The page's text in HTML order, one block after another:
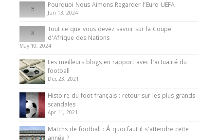
Pourquoi Nous Aimons Regarder l’Euro UEFA
Jun 13, 2024
Tout ce que vous devez savoir sur la Coupe
d’Afrique des Nations
May 10, 2024
Les meilleurs blogs en rapport avec l’actualité du
football
Dec 23, 2021
Histoire du foot français : retour sur les plus grands
scandales
Apr 11, 2021
Matchs de football : À quoi faut-il s’attendre cette